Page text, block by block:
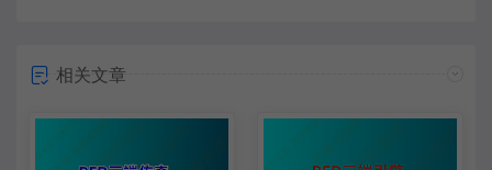
相关文章